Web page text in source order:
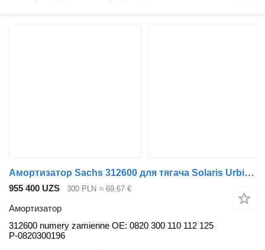
Амортизатор Sachs 312600 для тягача Solaris Urbino/Trollino
955 400 UZS 300 PLN ≈ 69,67 €
Амортизатор
312600 numery zamienne OE: 0820 300 110 112 125
P-0820300196